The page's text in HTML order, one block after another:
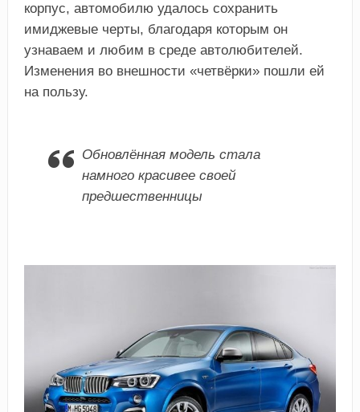
корпус, автомобилю удалось сохранить
имиджевые черты, благодаря которым он
узнаваем и любим в среде автолюбителей.
Изменения во внешности «четвёрки» пошли ей
на пользу.
Обновлённая модель стала
намного красивее своей
предшественницы